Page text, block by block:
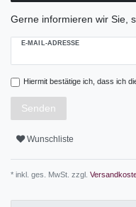
Gerne informieren wir Sie,
E-MAIL-ADRESSE
Hiermit bestätige ich, dass ich
Senden
Wunschliste
* inkl. ges. MwSt. zzgl.